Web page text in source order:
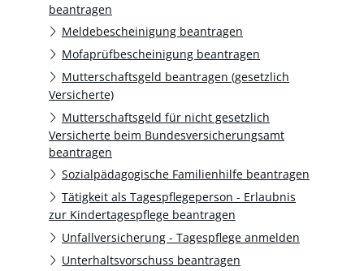
beantragen
Meldebescheinigung beantragen
Mofaprüfbescheinigung beantragen
Mutterschaftsgeld beantragen (gesetzlich
Versicherte)
Mutterschaftsgeld für nicht gesetzlich
Versicherte beim Bundesversicherungsamt
beantragen
Sozialpädagogische Familienhilfe beantragen
Tätigkeit als Tagespflegeperson - Erlaubnis
zur Kindertagespflege beantragen
Unfallversicherung - Tagespflege anmelden
Unterhaltsvorschuss beantragen